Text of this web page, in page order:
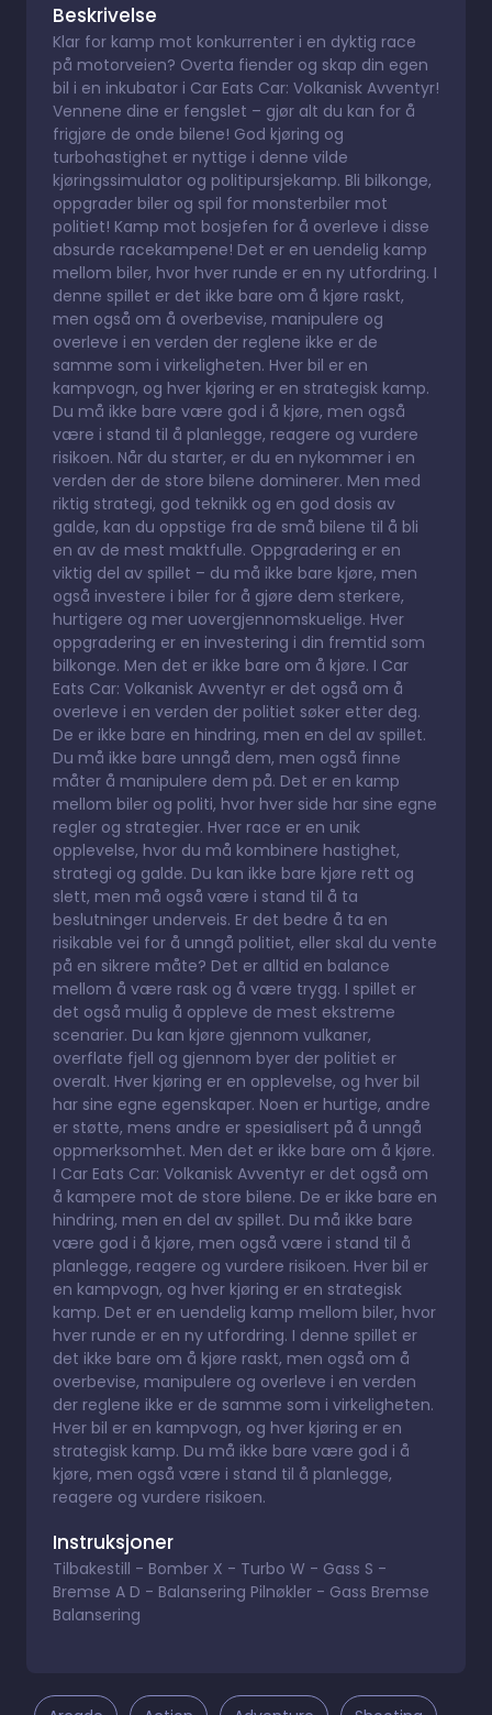
Beskrivelse
Klar for kamp mot konkurrenter i en dyktig race
på motorveien? Overta fiender og skap din egen
bil i en inkubator i Car Eats Car: Volkanisk Avventyr!
Vennene dine er fengslet – gjør alt du kan for å
frigjøre de onde bilene! God kjøring og
turbohastighet er nyttige i denne vilde
kjøringssimulator og politipursjekamp. Bli bilkonge,
oppgrader biler og spil for monsterbiler mot
politiet! Kamp mot bosjefen for å overleve i disse
absurde racekampene! Det er en uendelig kamp
mellom biler, hvor hver runde er en ny utfordring. I
denne spillet er det ikke bare om å kjøre raskt,
men også om å overbevise, manipulere og
overleve i en verden der reglene ikke er de
samme som i virkeligheten. Hver bil er en
kampvogn, og hver kjøring er en strategisk kamp.
Du må ikke bare være god i å kjøre, men også
være i stand til å planlegge, reagere og vurdere
risikoen. Når du starter, er du en nykommer i en
verden der de store bilene dominerer. Men med
riktig strategi, god teknikk og en god dosis av
galde, kan du oppstige fra de små bilene til å bli
en av de mest maktfulle. Oppgradering er en
viktig del av spillet – du må ikke bare kjøre, men
også investere i biler for å gjøre dem sterkere,
hurtigere og mer uovergjennomskuelige. Hver
oppgradering er en investering i din fremtid som
bilkonge. Men det er ikke bare om å kjøre. I Car
Eats Car: Volkanisk Avventyr er det også om å
overleve i en verden der politiet søker etter deg.
De er ikke bare en hindring, men en del av spillet.
Du må ikke bare unngå dem, men også finne
måter å manipulere dem på. Det er en kamp
mellom biler og politi, hvor hver side har sine egne
regler og strategier. Hver race er en unik
opplevelse, hvor du må kombinere hastighet,
strategi og galde. Du kan ikke bare kjøre rett og
slett, men må også være i stand til å ta
beslutninger underveis. Er det bedre å ta en
risikable vei for å unngå politiet, eller skal du vente
på en sikrere måte? Det er alltid en balance
mellom å være rask og å være trygg. I spillet er
det også mulig å oppleve de mest ekstreme
scenarier. Du kan kjøre gjennom vulkaner,
overflate fjell og gjennom byer der politiet er
overalt. Hver kjøring er en opplevelse, og hver bil
har sine egne egenskaper. Noen er hurtige, andre
er støtte, mens andre er spesialisert på å unngå
oppmerksomhet. Men det er ikke bare om å kjøre.
I Car Eats Car: Volkanisk Avventyr er det også om
å kampere mot de store bilene. De er ikke bare en
hindring, men en del av spillet. Du må ikke bare
være god i å kjøre, men også være i stand til å
planlegge, reagere og vurdere risikoen. Hver bil er
en kampvogn, og hver kjøring er en strategisk
kamp. Det er en uendelig kamp mellom biler, hvor
hver runde er en ny utfordring. I denne spillet er
det ikke bare om å kjøre raskt, men også om å
overbevise, manipulere og overleve i en verden
der reglene ikke er de samme som i virkeligheten.
Hver bil er en kampvogn, og hver kjøring er en
strategisk kamp. Du må ikke bare være god i å
kjøre, men også være i stand til å planlegge,
reagere og vurdere risikoen.
Instruksjoner
Tilbakestill - Bomber X - Turbo W - Gass S -
Bremse A D - Balansering Pilnøkler - Gass Bremse
Balansering